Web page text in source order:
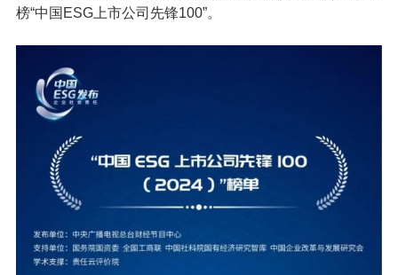
榜“中国ESG上市公司先锋100”。